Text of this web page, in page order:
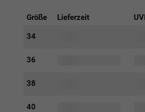
Größe Lieferzeit
34
36
38
40